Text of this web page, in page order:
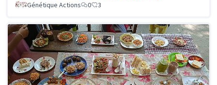
Génétique Actions 0 3